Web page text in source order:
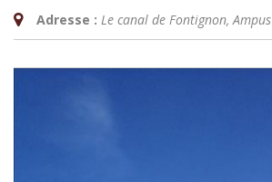
Adresse : Le canal de Fontignon,Ampus